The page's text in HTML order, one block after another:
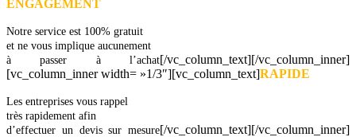
ENGAGEMENT
Notre service est 100% gratuit
et ne vous implique aucunement
à passer à l’achat[/vc_column_text][/vc_column_inner]
[vc_column_inner width= »1/3″][vc_column_text]RAPIDE
Les entreprises vous rappel
très rapidement afin
d’effectuer un devis sur mesure[/vc_column_text][/vc_column_inner]